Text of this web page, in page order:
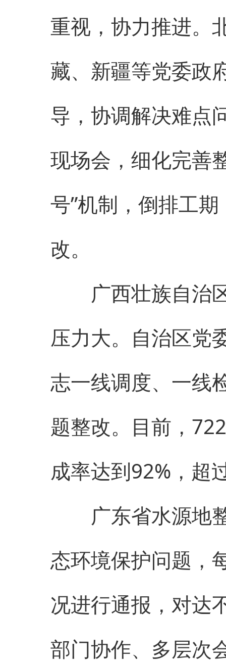
重视，协力推进。
藏、新疆等党委政
导，协调解决难点
现场会，细化完善
号”机制，倒排工
改。
广西壮族自治区
压力大。自治区党
志一线调度、一线
题整改。目前，
成率达到92%，超
广东省水源地整
态环境保护问题，
况进行通报，对达
部门协作、多层次